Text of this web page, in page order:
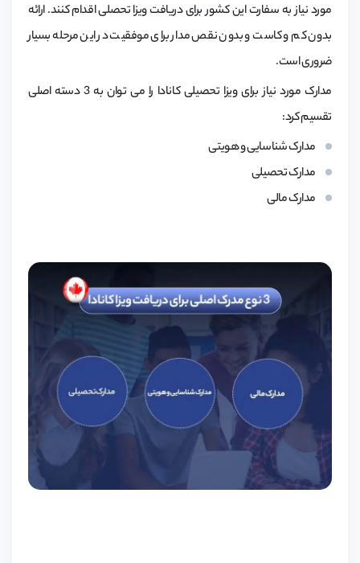
مورد نیاز به سفارت این کشور برای دریافت ویزا تحصلی اقدام کنند. ارائه
بدون کم و کاست و بدون نقص مدار برای موفقیت در این مرحله بسیار
ضروری است.
مدارک مورد نیاز برای ویزا تحصیلی کانادا را می توان به 3 دسته اصلی
تقسیم کرد:
مدارک شناسایی و هویتی
مدارک تحصیلی
مدارک مالی